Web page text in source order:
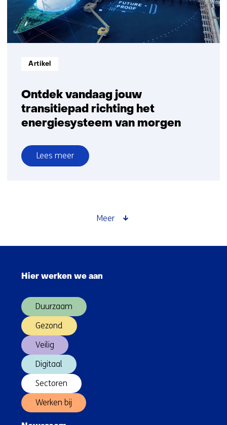
het
energiesysteem
van
morgen
Ontdek vandaag jouw
transitiepad richting het
energiesysteem van morgen
Informatietype:
Artikel
Lees meer
over
morgen
Meer
Hier werken we aan
Duurzaam
Gezond
Veilig
Digitaal
Sectoren
Werken bij